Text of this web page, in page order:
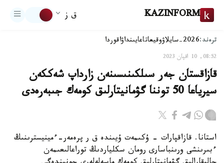
KAZINFORM ق ز
ترەند:2026-سايلاۋ وقيعاتاعايىنداۋاقوردا
08:52, 10 اقپان 2023
قازاقستان جەر سىلكىنىسىنەن زارداپ شەككەن
سيرياعا 50 توننا گۋمانيتارلىق كومەك جىبەرەدى
استانا. قازاقپارات - ۇكىمەت ۇيىندە ق ر پرەمەر-ءمينيسترىنىڭ
ءبىرىنشى ورىنباسارى رومان سكلياردىڭ توراعالىعىمەن